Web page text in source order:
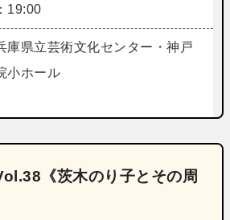
19:00
庫県立芸術文化センター・神戸
小ホール
《茨木のり子とその周